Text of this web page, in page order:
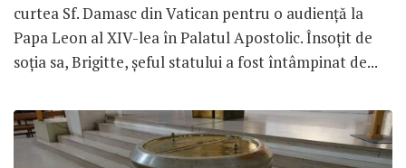
curtea Sf. Damasc din Vatican pentru o audiență la
Papa Leon al XIV-lea în Palatul Apostolic. Însoțit de
soția sa, Brigitte, șeful statului a fost întâmpinat de...